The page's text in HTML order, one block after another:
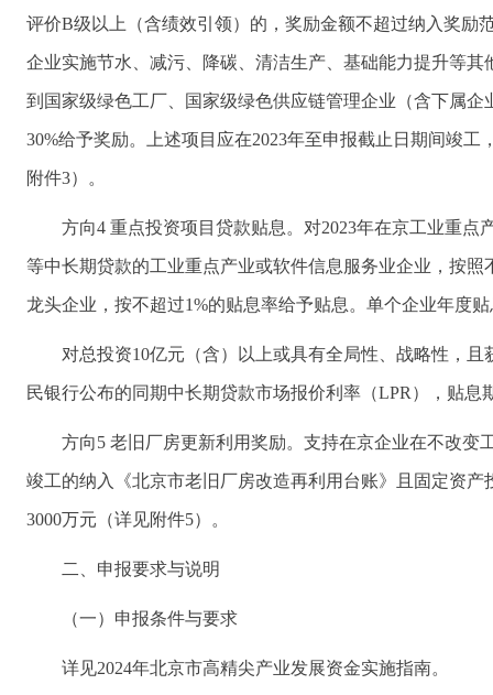
评价B级以上（含绩效引领）的，奖励金额不超过纳入奖励
企业实施节水、减污、降碳、清洁生产、基础能力提升等
到国家级绿色工厂、国家级绿色供应链管理企业（含下属
30%给予奖励。上述项目应在2023年至申报截止日期间竣
附件3）。
方向4 重点投资项目贷款贴息。对2023年在京工业重
等中长期贷款的工业重点产业或软件信息服务业企业，按
龙头企业，按不超过1%的贴息率给予贴息。单个企业年度
对总投资10亿元（含）以上或具有全局性、战略性，
民银行公布的同期中长期贷款市场报价利率（LPR），贴
方向5 老旧厂房更新利用奖励。支持在京企业在不改变
竣工的纳入《北京市老旧厂房改造再利用台账》且固定资
3000万元（详见附件5）。
二、申报要求与说明
（一）申报条件与要求
详见2024年北京市高精尖产业发展资金实施指南。